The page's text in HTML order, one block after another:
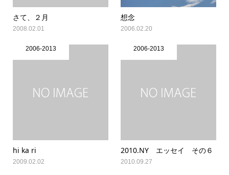
さて、２月
2008.02.01
想念
2006.02.20
2006-2013
hi ka ri
2009.02.02
2006-2013
2010.NY エッセイ その６
2010.09.27